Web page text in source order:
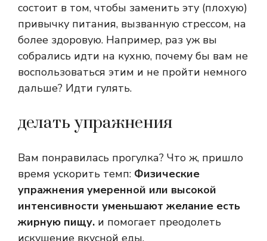
состоит в том, чтобы заменить эту (плохую)
привычку питания, вызванную стрессом, на
более здоровую. Например, раз уж вы
собрались идти на кухню, почему бы вам не
воспользоваться этим и не пройти немного
дальше? Идти гулять.
делать упражнения
Вам понравилась прогулка? Что ж, пришло
время ускорить темп: Физические
упражнения умеренной или высокой
интенсивности уменьшают желание есть
жирную пищу. и помогает преодолеть